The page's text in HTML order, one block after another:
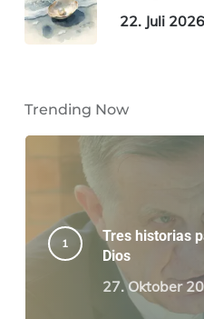
22. Juli 2026
Trending Now
Tres historias
Dios
27. Oktober